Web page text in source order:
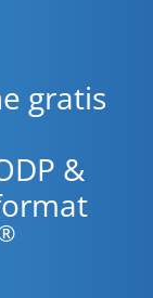
gratis
&